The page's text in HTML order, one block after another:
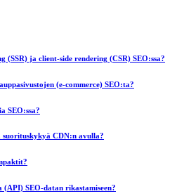
(SSR) ja client-side rendering (CSR) SEO:ssa?
(e-commerce) SEO:ta?
SEO:ssa?
CDN:n avulla?
SEO-datan rikastamiseen?